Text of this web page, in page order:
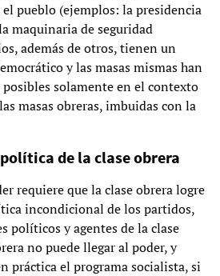
pueblo (ejemplos: la presidencia
maquinaria de seguridad
además de otros, tienen un
y las masas mismas han
solamente en el contexto
masas obreras, imbuidas con la
de la clase obrera
requiere que la clase obrera logre
incondicional de los partidos,
políticos y agentes de la clase
no puede llegar al poder, y
práctica el programa socialista, si